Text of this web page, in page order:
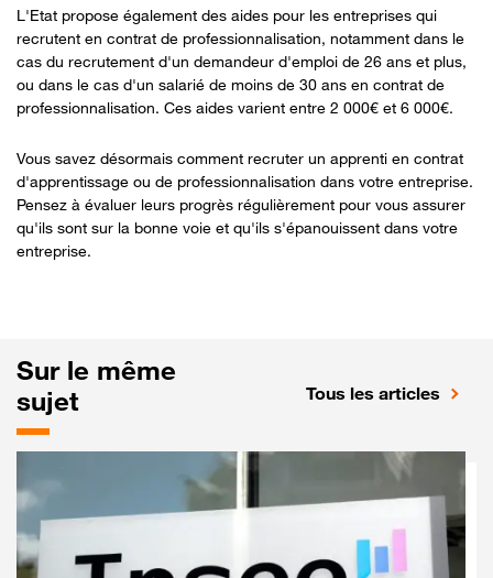
L'Etat propose également des aides pour les entreprises qui
recrutent en contrat de professionnalisation, notamment dans le
cas du recrutement d'un demandeur d'emploi de 26 ans et plus,
ou dans le cas d'un salarié de moins de 30 ans en contrat de
professionnalisation. Ces aides varient entre 2 000€ et 6 000€.
Vous savez désormais comment recruter un apprenti en contrat
d'apprentissage ou de professionnalisation dans votre entreprise.
Pensez à évaluer leurs progrès régulièrement pour vous assurer
qu'ils sont sur la bonne voie et qu'ils s'épanouissent dans votre
entreprise.
Sur le même
sujet
Tous les articles